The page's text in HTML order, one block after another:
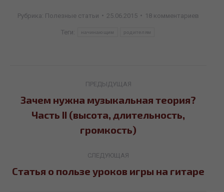
Рубрика: Полезные статьи 25.06.2015 18 комментариев
Теги: начинающим родителям
по
записям
ПРЕДЫДУЩАЯ
Предыдущая
запись:
Зачем нужна музыкальная теория?
Часть II (высота, длительность,
громкость)
СЛЕДУЮЩАЯ
Следующая
Статья о пользе уроков игры на гитаре